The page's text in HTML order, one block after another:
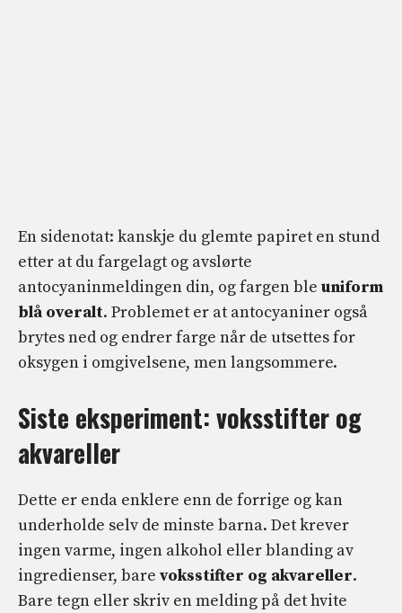
En sidenotat: kanskje du glemte papiret en stund
etter at du fargelagt og avslørte
antocyaninmeldingen din, og fargen ble uniform
blå overalt. Problemet er at antocyaniner også
brytes ned og endrer farge når de utsettes for
oksygen i omgivelsene, men langsommere.
Siste eksperiment: voksstifter og
akvareller
Dette er enda enklere enn de forrige og kan
underholde selv de minste barna. Det krever
ingen varme, ingen alkohol eller blanding av
ingredienser, bare voksstifter og akvareller.
Bare tegn eller skriv en melding på det hvite